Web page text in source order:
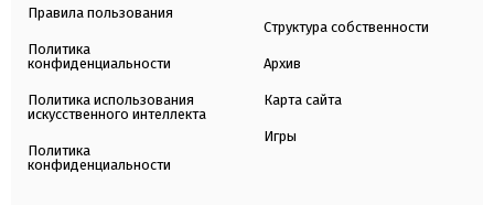
Правила пользования
Политика
конфиденциальности
Политика использования
искусственного интеллекта
Политика
конфиденциальности
Структура собственности
Архив
Карта сайта
Игры